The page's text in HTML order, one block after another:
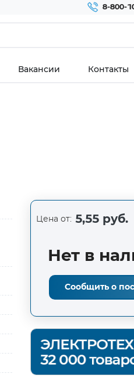
8-800-
Вакансии Контакты
Цена от: 5,55 руб.
Нет в
Сообщить о